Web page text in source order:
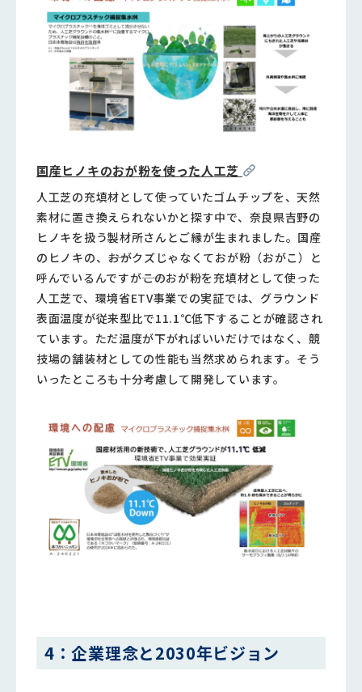
国産ヒノキのおが粉を使った人工芝
人工芝の充填材として使っていたゴムチップを、天然
素材に置き換えられないかと探す中で、奈良県吉野の
ヒノキを扱う製材所さんとご縁が生まれました。国産
のヒノキの、――おがクズじゃなくておが粉（おがこ）と
呼んでいるんですが――このおが粉を充填材として使った
人工芝で、環境省ETV事業での実証では、グラウンド
表面温度が従来型比で11.1℃低下することが確認され
ています。ただ温度が下がればいいだけではなく、競
技場の舗装材としての性能も当然求められます。そう
いったところも十分考慮して開発しています。
4：企業理念と2030年ビジョン